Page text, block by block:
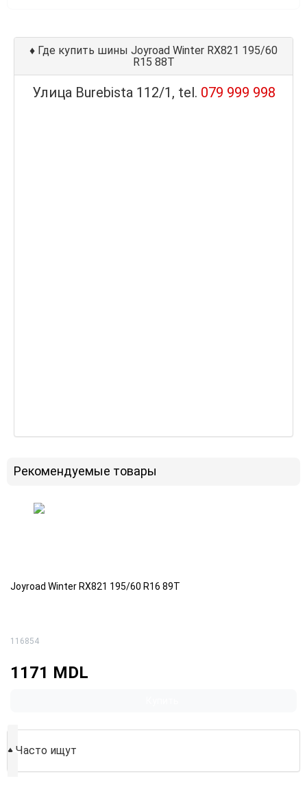
♦ Где купить шины Joyroad Winter RX821 195/60
R15 88T
Улица Burebista 112/1, tel. 079 999 998
Рекомендуемые товары
Joyroad Winter RX821 195/60 R16 89T
116854
1171 MDL
♦ Часто ищут